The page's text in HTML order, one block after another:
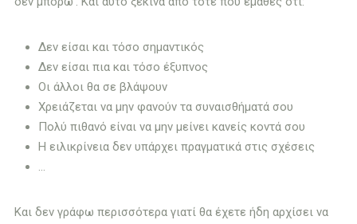
Δεν είσαι και τόσο σημαντικός
Δεν είσαι πια και τόσο έξυπνος
Οι άλλοι θα σε βλάψουν
Χρειάζεται να μην φανούν τα συναισθήματά σου
Πολύ πιθανό είναι να μην μείνει κανείς κοντά σου
Η ειλικρίνεια δεν υπάρχει πραγματικά στις σχέσεις
…
Και δεν γράφω περισσότερα γιατί θα έχετε ήδη αρχίσει να